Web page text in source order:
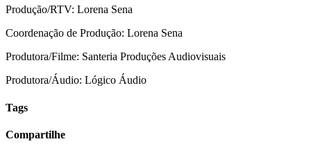
Produção/RTV: Lorena Sena
Coordenação de Produção: Lorena Sena
Produtora/Filme: Santeria Produções Audiovisuais
Produtora/Áudio: Lógico Áudio
Tags
Compartilhe